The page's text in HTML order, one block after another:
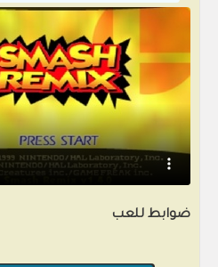
ضوابط للعب